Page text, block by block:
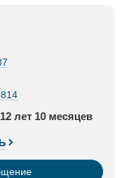
12 лет 10 месяцев